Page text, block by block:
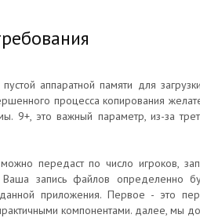
аппаратной памяти для
процесса копирования
9+, это важный параметр, из-за
передаст по число игроков,
Ваша запись файлов определенно
приложения. Первое - это
компонентами. далее, мы